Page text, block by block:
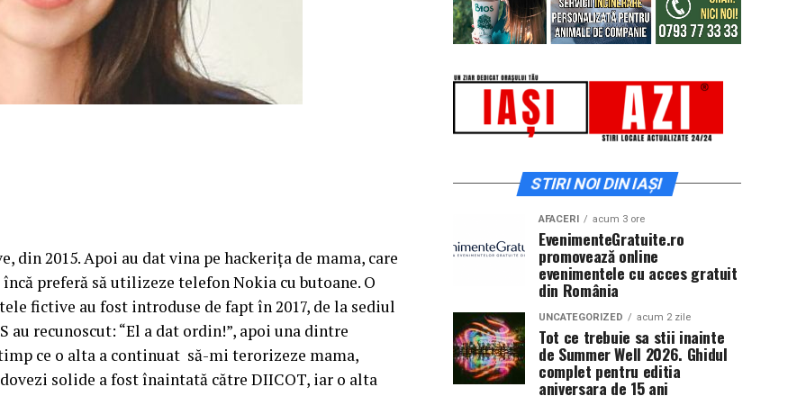
2015. Apoi au dat vina pe hackeriţa de mama, care
preferă să utilizeze telefon Nokia cu butoane. O
fictive au fost introduse de fapt în 2017, de la sediul
au recunoscut: “El a dat ordin!”, apoi una dintre
ce o alta a continuat să-mi terorizeze mama,
solide a fost înaintată către DIICOT, iar o alta
STIRI NOI DIN IAȘI
AFACERI acum 3 ore
EvenimenteGratuite.ro
promovează online
evenimentele cu acces gratuit
din România
UNCATEGORIZED acum 2 zile
Tot ce trebuie sa stii inainte
de Summer Well 2026. Ghidul
complet pentru editia
aniversara de 15 ani